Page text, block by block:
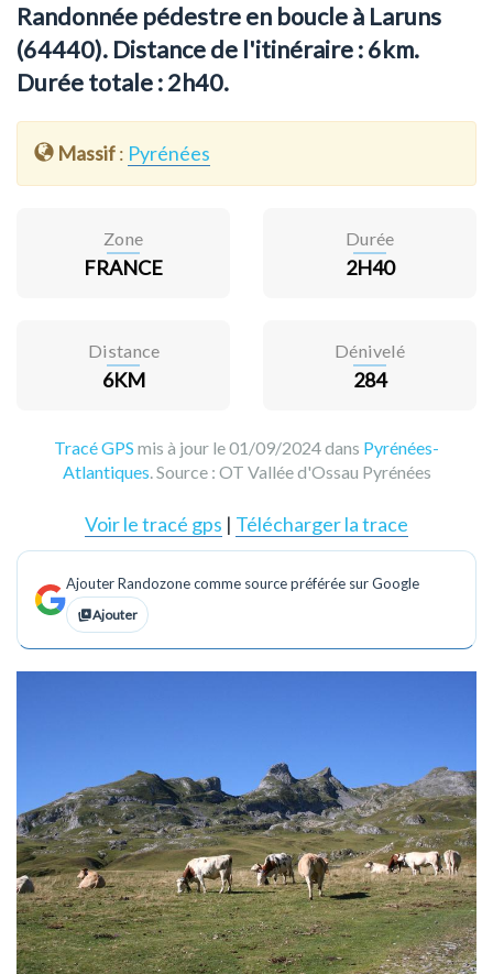
Randonnée pédestre en boucle à Laruns
(64440). Distance de l'itinéraire : 6km.
Durée totale : 2h40.
Massif: Pyrénées
Zone
FRANCE
Durée
2H40
Distance
6KM
Dénivelé
284
Tracé GPS mis à jour le 01/09/2024 dans Pyrénées-
Atlantiques. Source : OT Vallée d'Ossau Pyrénées
Voir le tracé gps | Télécharger la trace
Ajouter Randozone comme source préférée sur Google
Ajouter